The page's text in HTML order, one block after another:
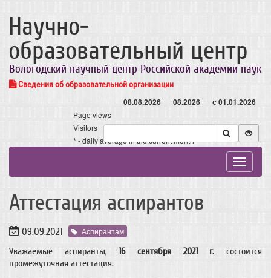
Научно-
образовательный центр
Вологодский научный центр Российской академии наук
Сведения об образовательной организации
08.08.2026 08.2026 с 01.01.2026
Page views
Visitors
* - daily average in the current month
Toggle
Аттестация аспирантов
09.09.2021 Аспирантам
Уважаемые аспиранты,16 сентября 2021 г. состоится
промежуточная аттестация.